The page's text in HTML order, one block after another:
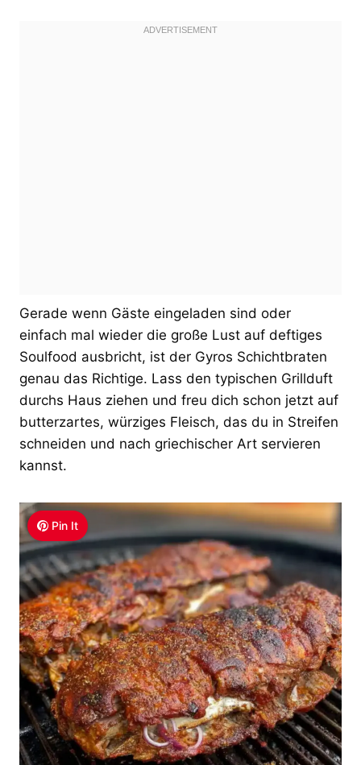
Gerade wenn Gäste eingeladen sind oder
einfach mal wieder die große Lust auf deftiges
Soulfood ausbricht, ist der Gyros Schichtbraten
genau das Richtige. Lass den typischen Grillduft
durchs Haus ziehen und freu dich schon jetzt auf
butterzartes, würziges Fleisch, das du in Streifen
schneiden und nach griechischer Art servieren
kannst.
Pin It